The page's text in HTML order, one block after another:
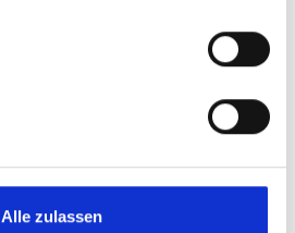
Alle zulassen
alle
mehr lesen Link